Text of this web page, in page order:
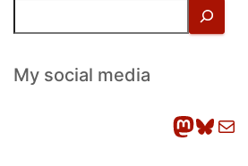
h
eMy social media
Mastodon Bluesky E-Mail